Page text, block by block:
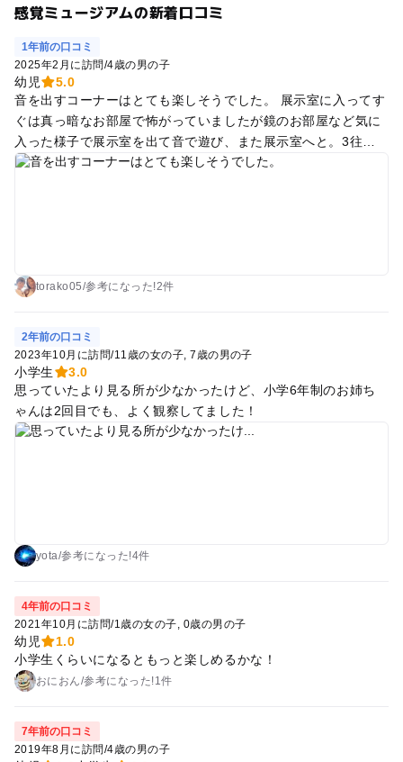
感覚ミュージアムの新着口コミ
1年前の口コミ
2025年2月に訪問/4歳の男の子
幼児
5.0
音を出すコーナーはとても楽しそうでした。 展示室に入ってす
ぐは真っ暗なお部屋で怖がっていましたが鏡のお部屋など気に
入った様子で展示室を出て音で遊び、また展示室へと。3往復
もして満足そうでした
torako05/参考に なった!2件
2年前の口コミ
2023年10月に訪問/11歳の女の子 7歳の男の子
小学生
3.0
思っていたより見る所が少なかったけど、小学6年制のお姉ち
ゃんは2回目でも、よく観察してました！
yota/参考に なった!4件
4年前の口コミ
2021年10月に訪問/1歳の女の子 0歳の男の子
幼児
1.0
小学生くらいになるともっと楽しめるかな！
おにおん/参考に なった!1件
7年前の口コミ
2019年8月に訪問/4歳の男の子